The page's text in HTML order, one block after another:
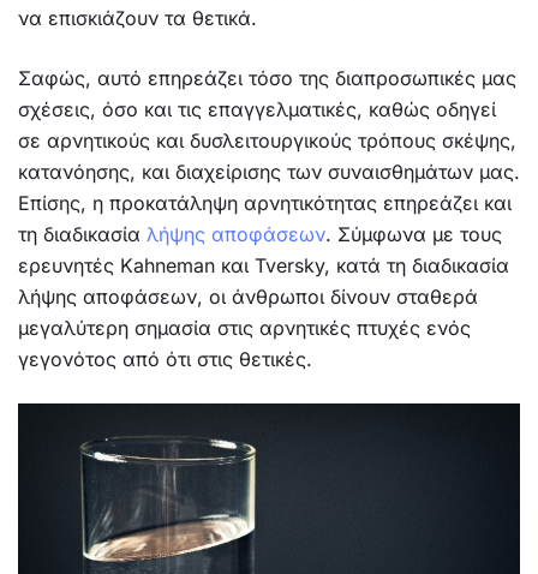
να επισκιάζουν τα θετικά.
Σαφώς, αυτό επηρεάζει τόσο της διαπροσωπικές μας
σχέσεις, όσο και τις επαγγελματικές, καθώς οδηγεί
σε αρνητικούς και δυσλειτουργικούς τρόπους σκέψης,
κατανόησης, και διαχείρισης των συναισθημάτων μας.
Επίσης, η προκατάληψη αρνητικότητας επηρεάζει και
τη διαδικασία λήψης αποφάσεων. Σύμφωνα με τους
ερευνητές Kahneman και Tversky, κατά τη διαδικασία
λήψης αποφάσεων, οι άνθρωποι δίνουν σταθερά
μεγαλύτερη σημασία στις αρνητικές πτυχές ενός
γεγονότος από ότι στις θετικές.